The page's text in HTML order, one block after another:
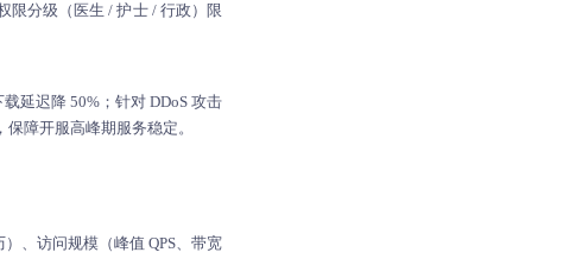
限分级（医生 / 护士 / 行政）限
延迟降 50%；针对 DDoS 攻击
障开服高峰期服务稳定。
、访问规模（峰值 QPS、带宽